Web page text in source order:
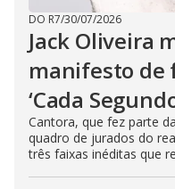
DO R7/30/07/2026
Jack Oliveira
manifesto de
‘Cada
Cantora, que fez parte
quadro de jurados do
três faixas inéditas que